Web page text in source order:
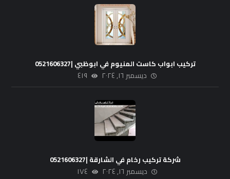
تركيب ابواب كاست المنيوم في ابوظبي |0521606327
ديسمبر ١٦, ٢٠٢٤ ٤١٩
شركة تركيب رخام في الشارقة |0521606327
ديسمبر ١٦, ٢٠٢٤ ١٧٤